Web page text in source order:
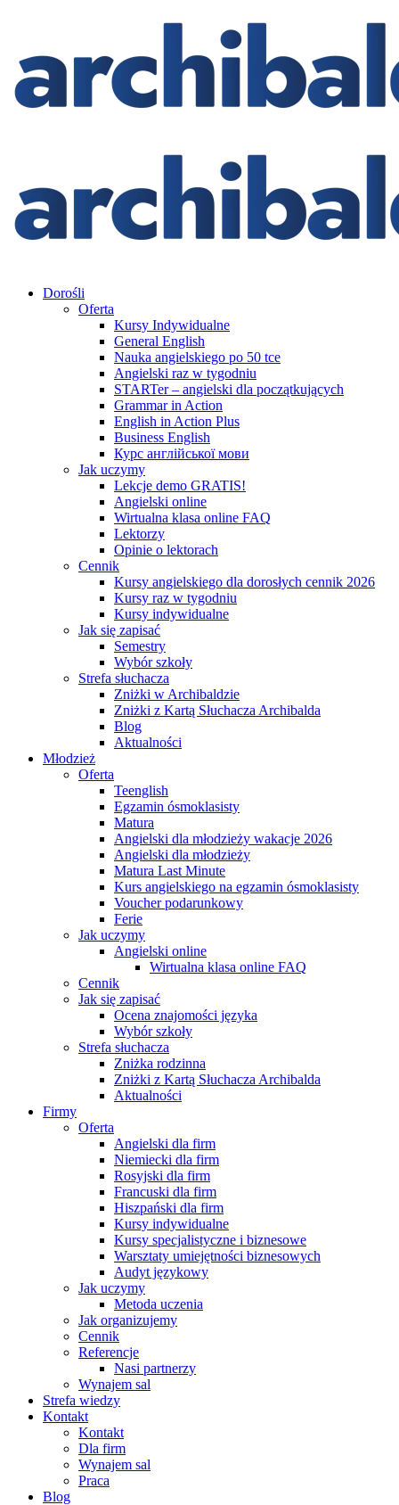
Dorośli
Oferta
Kursy Indywidualne
General English
Nauka angielskiego po 50 tce
Angielski raz w tygodniu
STARTer – angielski dla początkujących
Grammar in Action
English in Action Plus
Business English
Курс англійської мови
Jak uczymy
Lekcje demo GRATIS!
Angielski online
Wirtualna klasa online FAQ
Lektorzy
Opinie o lektorach
Cennik
Kursy angielskiego dla dorosłych cennik 2026
Kursy raz w tygodniu
Kursy indywidualne
Jak się zapisać
Semestry
Wybór szkoły
Strefa słuchacza
Zniżki w Archibaldzie
Zniżki z Kartą Słuchacza Archibalda
Blog
Aktualności
Młodzież
Oferta
Teenglish
Egzamin ósmoklasisty
Matura
Angielski dla młodzieży wakacje 2026
Angielski dla młodzieży
Matura Last Minute
Kurs angielskiego na egzamin ósmoklasisty
Voucher podarunkowy
Ferie
Jak uczymy
Angielski online
Wirtualna klasa online FAQ
Cennik
Jak się zapisać
Ocena znajomości języka
Wybór szkoły
Strefa słuchacza
Zniżka rodzinna
Zniżki z Kartą Słuchacza Archibalda
Aktualności
Firmy
Oferta
Angielski dla firm
Niemiecki dla firm
Rosyjski dla firm
Francuski dla firm
Hiszpański dla firm
Kursy indywidualne
Kursy specjalistyczne i biznesowe
Warsztaty umiejętności biznesowych
Audyt językowy
Jak uczymy
Metoda uczenia
Jak organizujemy
Cennik
Referencje
Nasi partnerzy
Wynajem sal
Strefa wiedzy
Kontakt
Kontakt
Dla firm
Wynajem sal
Praca
Blog